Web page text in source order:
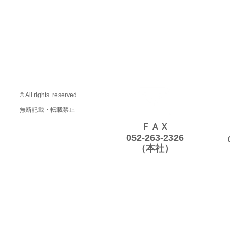
© All rights reserved
無断記載・転載禁止
ＦＡＸ
052-263-2326
（本社）